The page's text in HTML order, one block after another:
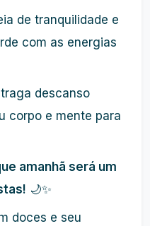
de tranquilidade e
com as energias
descanso
corpo e mente para
amanhã será um
🌙✨
doces e seu